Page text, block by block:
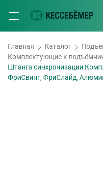
Главная Каталог
Комплектующие к
Штанга синхронизации
ФриСвинг, ФриСлайд,